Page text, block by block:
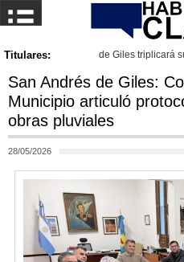
Titulares:
de una nueva Estación
San Andrés de Giles:
Municipio articuló
obras pluviales
28/05/2026